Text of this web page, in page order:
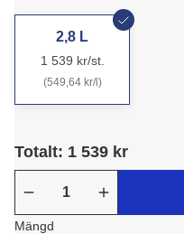
2,8 L
1 539 kr/st.
(549,64 kr/l)
Totalt: 1 539 kr
Mängd